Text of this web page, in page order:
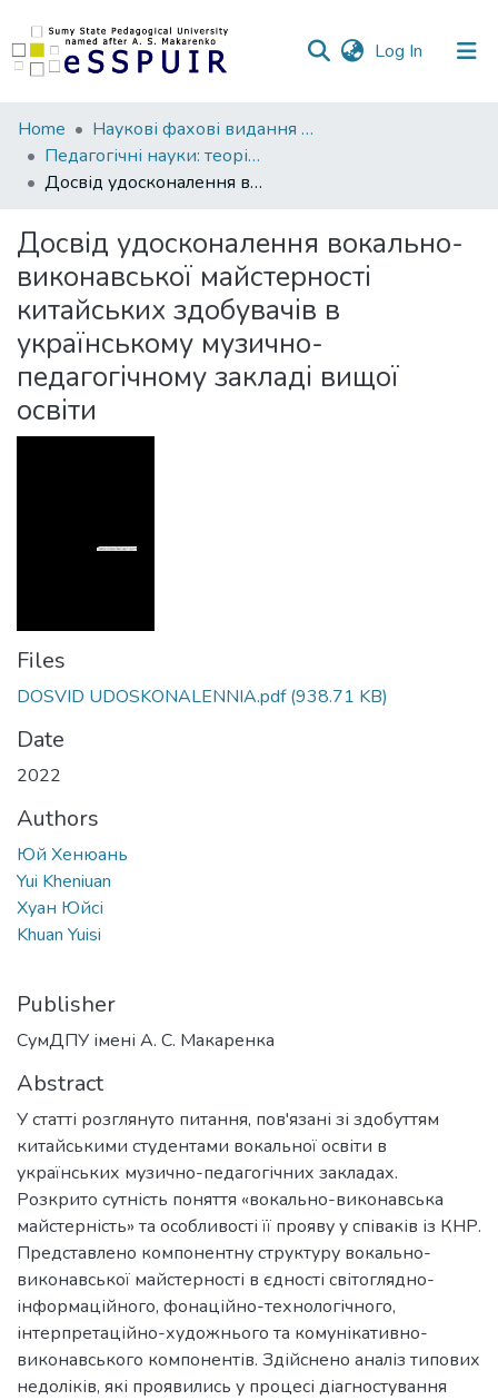
Log In (current)
Communities
&
Collections
Statistics
Home
Наукові фахові видання СумДПУ
Педагогічні науки: теорія, історія, інноваційні технології
Досвід удосконалення вокально-виконавської майстерності китайських здобувачів в українському музично-педагогічному закладі вищої освіти
Досвід удосконалення вокально-
виконавської майстерності
китайських здобувачів в
українському музично-
педагогічному закладі вищої
освіти
Files
DOSVID UDOSKONALENNIA.pdf(938.71 KB)
Date
2022
Authors
Юй Хенюань
Yui Kheniuan
Хуан Юйсі
Khuan Yuisi
Publisher
СумДПУ імені А. С. Макаренка
Abstract
У статті розглянуто питання, пов'язані зі здобуттям
китайськими студентами вокальної освіти в
українських музично-педагогічних закладах.
Розкрито сутність поняття «вокально-виконавська
майстерність» та особливості її прояву у співаків із КНР.
Представлено компонентну структуру вокально-
виконавської майстерності в єдності світоглядно-
інформаційного, фонаційно-технологічного,
інтерпретаційно-художнього та комунікативно-
виконавського компонентів. Здійснено аналіз типових
недоліків, які проявились у процесі діагностування